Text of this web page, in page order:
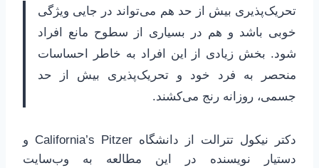
تحریک‌پذیری بیش از حد هم می‌تواند در جایی ویژگی
خوبی باشد و هم در بسیاری از سطوح مانع افراد
شود. بخش زیادی از این افراد به خاطر احساسات
منحصر به فرد خود و تحریک‌پذیری بیش از حد
جسمی، روزانه رنج می‌کشند.
دکتر نیکول تترالت از دانشگاه California’s Pitzer و
دستیار نویسنده در این مطالعه به وب‌سایت